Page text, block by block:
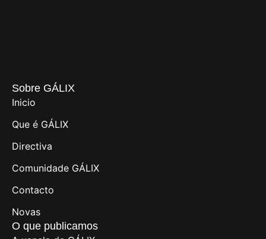
Sobre GÁLIX
Inicio
Que é GÁLIX
Directiva
Comunidade GÁLIX
Contacto
Novas
O que publicamos